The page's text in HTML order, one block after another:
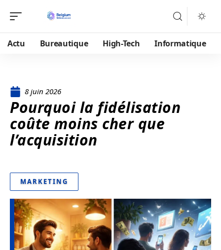
Actu Bureautique High-Tech Informatique
8 juin 2026
Pourquoi la fidélisation
coûte moins cher que
l’acquisition
MARKETING